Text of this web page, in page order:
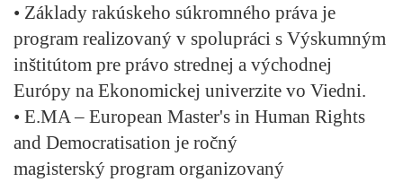
• Základy rakúskeho súkromného práva je
program realizovaný v spolupráci s Výskumným
inštitútom pre právo strednej a východnej
Európy na Ekonomickej univerzite vo Viedni.
• E.MA – European Master's in Human Rights
and Democratisation je ročný
magisterský program organizovaný